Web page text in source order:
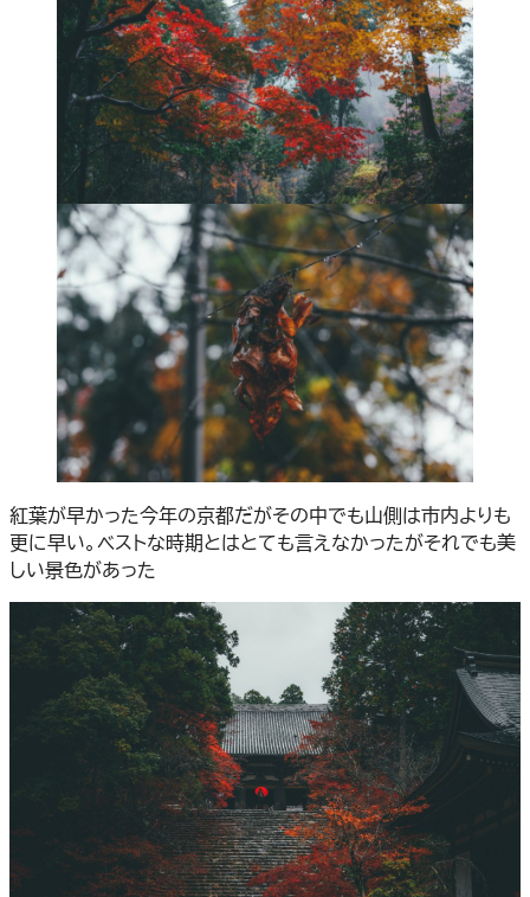
紅葉が早かった今年の京都だがその中でも山側は市内よりも
更に早い。ベストな時期とはとても言えなかったがそれでも美
しい景色があった